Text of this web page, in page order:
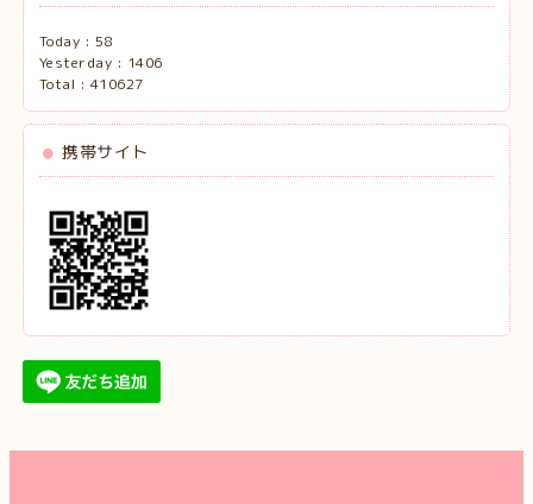
Today : 58
Yesterday : 1406
Total : 410627
携帯サイト